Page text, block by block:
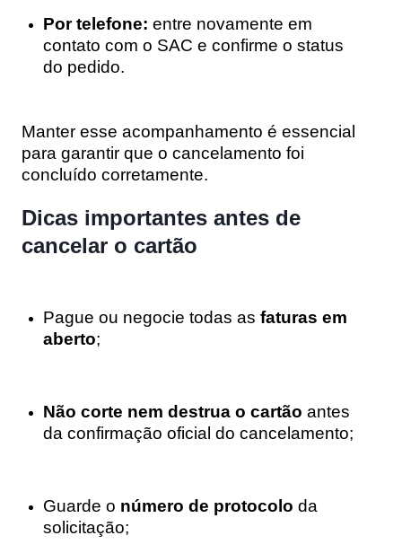
Por telefone: entre novamente em
contato com o SAC e confirme o status
do pedido.
Manter esse acompanhamento é essencial
para garantir que o cancelamento foi
concluído corretamente.
Dicas importantes antes de
cancelar o cartão
Pague ou negocie todas as faturas em
aberto;
Não corte nem destrua o cartão antes
da confirmação oficial do cancelamento;
Guarde o número de protocolo da
solicitação;